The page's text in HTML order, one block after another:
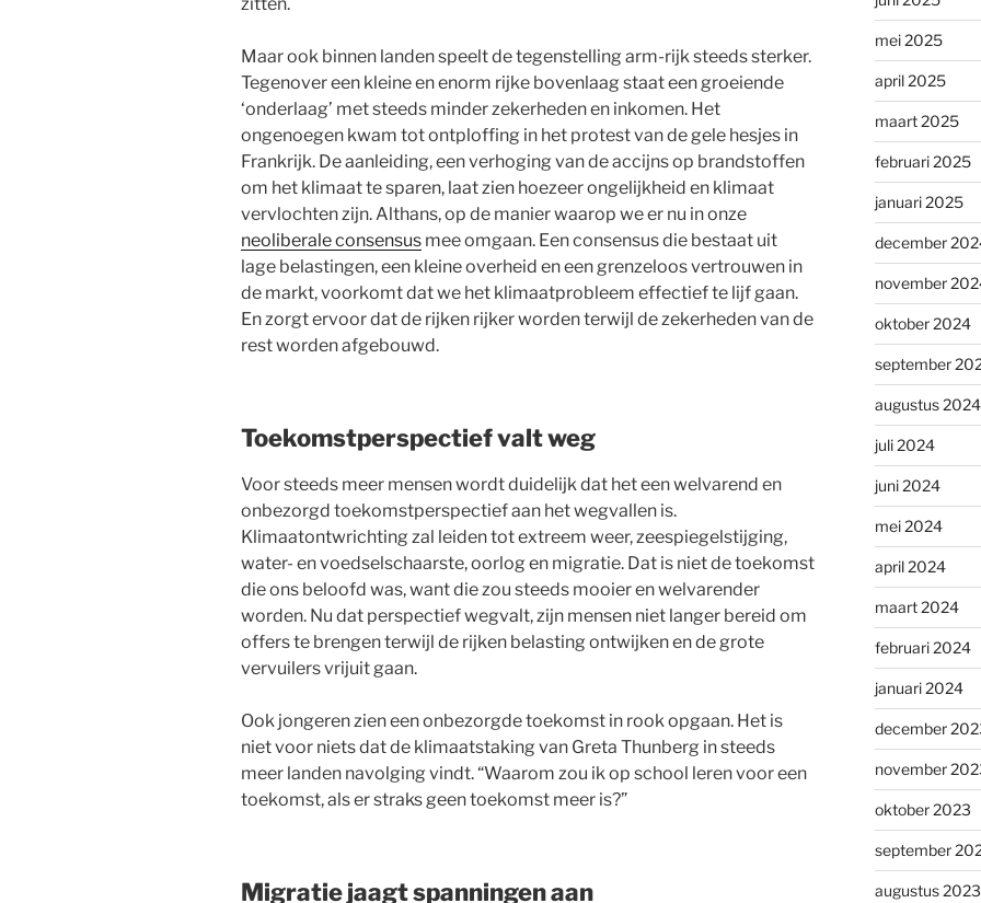
Maar ook binnen landen speelt de tegenstelling arm-rijk steeds sterker.
Tegenover een kleine en enorm rijke bovenlaag staat een groeiende
‘onderlaag’ met steeds minder zekerheden en inkomen. Het
ongenoegen kwam tot ontploffing in het protest van de gele hesjes in
Frankrijk. De aanleiding, een verhoging van de accijns op brandstoffen
om het klimaat te sparen, laat zien hoezeer ongelijkheid en klimaat
vervlochten zijn. Althans, op de manier waarop we er nu in onze
neoliberale consensus mee omgaan. Een consensus die bestaat uit
lage belastingen, een kleine overheid en een grenzeloos vertrouwen in
de markt, voorkomt dat we het klimaatprobleem effectief te lijf gaan.
En zorgt ervoor dat de rijken rijker worden terwijl de zekerheden van de
rest worden afgebouwd.
Toekomstperspectief valt weg
Voor steeds meer mensen wordt duidelijk dat het een welvarend en
onbezorgd toekomstperspectief aan het wegvallen is.
Klimaatontwrichting zal leiden tot extreem weer, zeespiegelstijging,
water- en voedselschaarste, oorlog en migratie. Dat is niet de toekomst
die ons beloofd was, want die zou steeds mooier en welvarender
worden. Nu dat perspectief wegvalt, zijn mensen niet langer bereid om
offers te brengen terwijl de rijken belasting ontwijken en de grote
vervuilers vrijuit gaan.
Ook jongeren zien een onbezorgde toekomst in rook opgaan. Het is
niet voor niets dat de klimaatstaking van Greta Thunberg in steeds
meer landen navolging vindt. “Waarom zou ik op school leren voor een
toekomst, als er straks geen toekomst meer is?”
Migratie jaagt spanningen aan
mei 2025
april 2025
maart 2025
februari 2025
januari 2025
december
november
oktober 2024
september
augustus 2024
juli 2024
juni 2024
mei 2024
april 2024
maart 2024
februari 2024
januari 2024
december
november
oktober 2023
september
augustus 2023